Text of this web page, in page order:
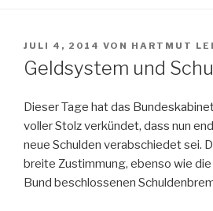
VERÖFFENTLICHT
AM
JULI 4, 2014 VON HARTMUT
Geldsystem und
Dieser Tage hat das
voller Stolz verkündet, dass nun
neue Schulden verabschiedet sei.
breite Zustimmung, ebenso wie die
Bund beschlossenen